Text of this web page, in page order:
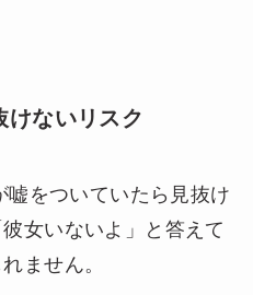
けないリスク
をついていたら見抜け
女いないよ」と答えて
ません。